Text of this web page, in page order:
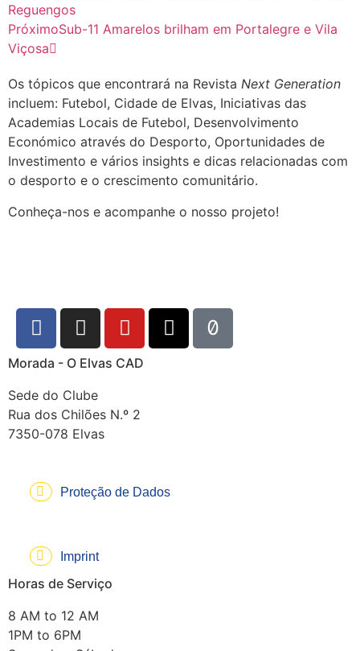
Reguengos
PróximoSub-11 Amarelos brilham em Portalegre e Vila
Viçosa
Os tópicos que encontrará na Revista Next Generation
incluem: Futebol, Cidade de Elvas, Iniciativas das
Academias Locais de Futebol, Desenvolvimento
Económico através do Desporto, Oportunidades de
Investimento e vários insights e dicas relacionadas com
o desporto e o crescimento comunitário.
Conheça-nos e acompanhe o nosso projeto!
Morada - O Elvas CAD
Sede do Clube
Rua dos Chilões N.º 2
7350-078 Elvas
Proteção de Dados
Imprint
Horas de Serviço
8 AM to 12 AM
1PM to 6PM